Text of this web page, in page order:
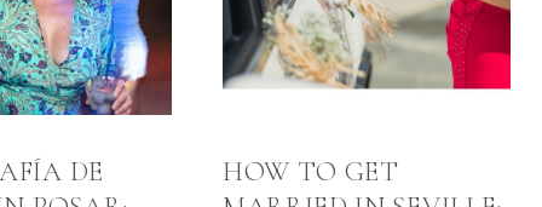
DE
HOW TO GET